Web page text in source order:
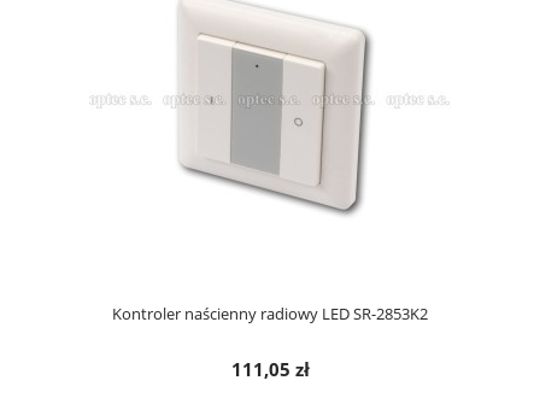
Kontroler naścienny radiowy LED SR-2853K2
111,05 zł